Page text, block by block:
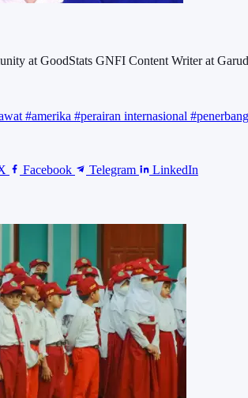
at GoodStats GNFI Content Writer at
#amerika #perairan internasional
Facebook Telegram LinkedIn